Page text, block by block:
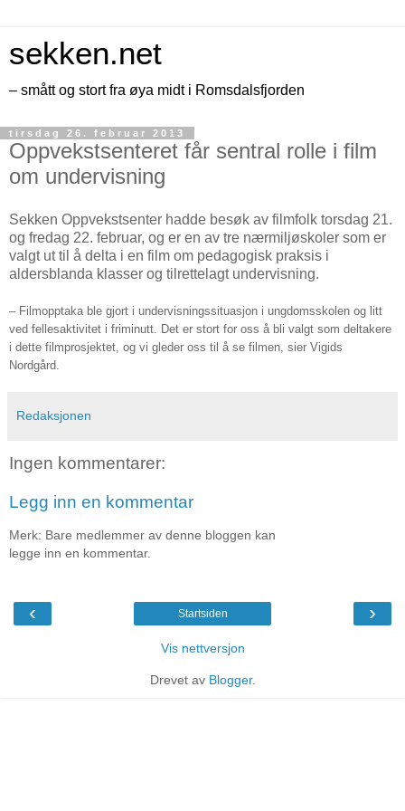
sekken.net
– smått og stort fra øya midt i Romsdalsfjorden
tirsdag 26. februar 2013
Oppvekstsenteret får sentral rolle i film
om undervisning
Sekken Oppvekstsenter hadde besøk av filmfolk torsdag 21.
og fredag 22. februar, og er en av tre nærmiljøskoler som er
valgt ut til å delta i en film om pedagogisk praksis i
aldersblanda klasser og tilrettelagt undervisning.
– Filmopptaka ble gjort i undervisningssituasjon i ungdomsskolen og litt
ved fellesaktivitet i friminutt. Det er stort for oss å bli valgt som deltakere
i dette filmprosjektet, og vi gleder oss til å se filmen, sier Vigids
Nordgård.
Redaksjonen
Ingen kommentarer:
Legg inn en kommentar
Merk: Bare medlemmer av denne bloggen kan
legge inn en kommentar.
‹ ›
Startsiden
Vis nettversjon
Drevet av Blogger.